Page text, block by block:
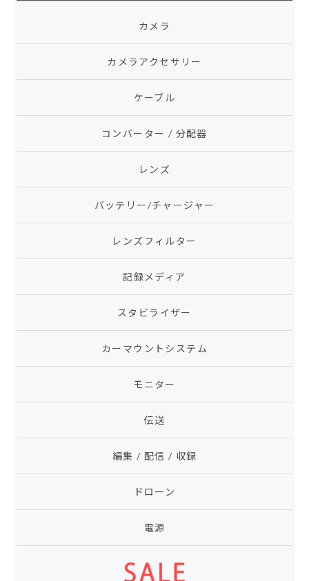
カメラ
カメラアクセサリー
ケーブル
コンバーター / 分配器
レンズ
バッテリー/チャージャー
レンズフィルター
記録メディア
スタビライザー
カーマウントシステム
モニター
伝送
編集 / 配信 / 収録
ドローン
電源